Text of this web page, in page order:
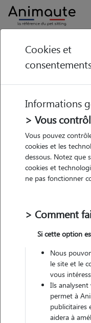
Animaute Occitanie
• 31 ans
Garde
chez le Pet Sitter
Véhiculé
Garde réalisée
Cookies et
Informations
> Vous
Vous pouvez
cookies et les
dessous. Notez que
cookies et
ne pas fonctionner
> Comment
Si cette option
Nous
le site et le
vous
Ils
permet à
publicitaires
aidera à